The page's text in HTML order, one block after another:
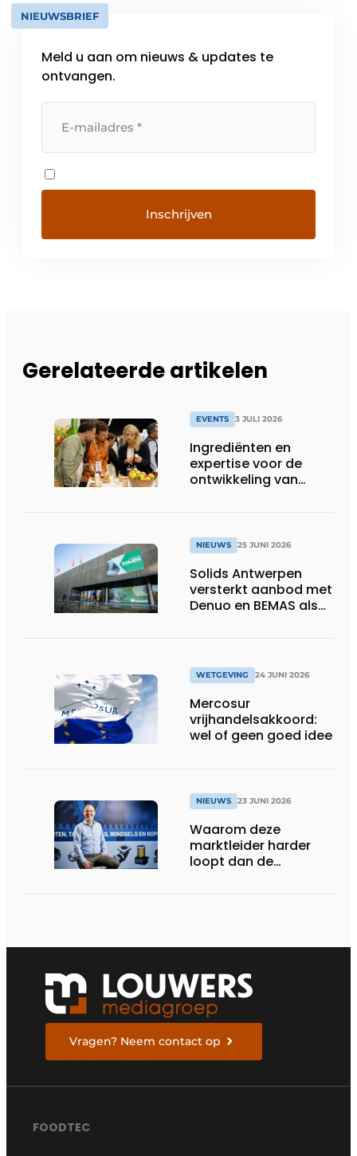
NIEUWSBRIEF
Meld u aan om nieuws & updates te
ontvangen.
Gerelateerde artikelen
EVENTS 3 JULI 2026
Ingrediënten en
expertise voor de
ontwikkeling van
NIEUWS 25 JUNI 2026
Solids Antwerpen
versterkt aanbod met
Denuo en BEMAS als
WETGEVING 24 JUNI 2026
Mercosur
vrijhandelsakkoord:
wel of geen goed idee
NIEUWS 23 JUNI 2026
Waarom deze
marktleider harder
loopt dan de
Vragen? Neem contact op
FOODTEC